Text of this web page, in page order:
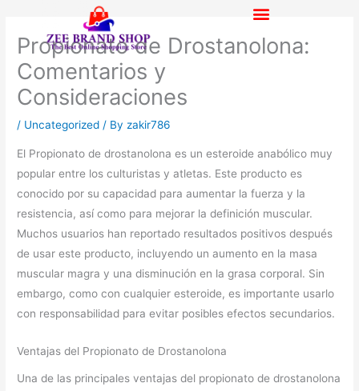
contentPropionato de Drostanolona:
Comentarios y
Consideraciones
/ Uncategorized / By zakir786
El Propionato de drostanolona es un esteroide anabólico muy
popular entre los culturistas y atletas. Este producto es
conocido por su capacidad para aumentar la fuerza y la
resistencia, así como para mejorar la definición muscular.
Muchos usuarios han reportado resultados positivos después
de usar este producto, incluyendo un aumento en la masa
muscular magra y una disminución en la grasa corporal. Sin
embargo, como con cualquier esteroide, es importante usarlo
con responsabilidad para evitar posibles efectos secundarios.
Ventajas del Propionato de Drostanolona
Una de las principales ventajas del propionato de drostanolona